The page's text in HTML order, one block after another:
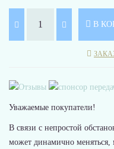
В
Уважаемые покупатели!
В связи с непростой
может динамично меняться,